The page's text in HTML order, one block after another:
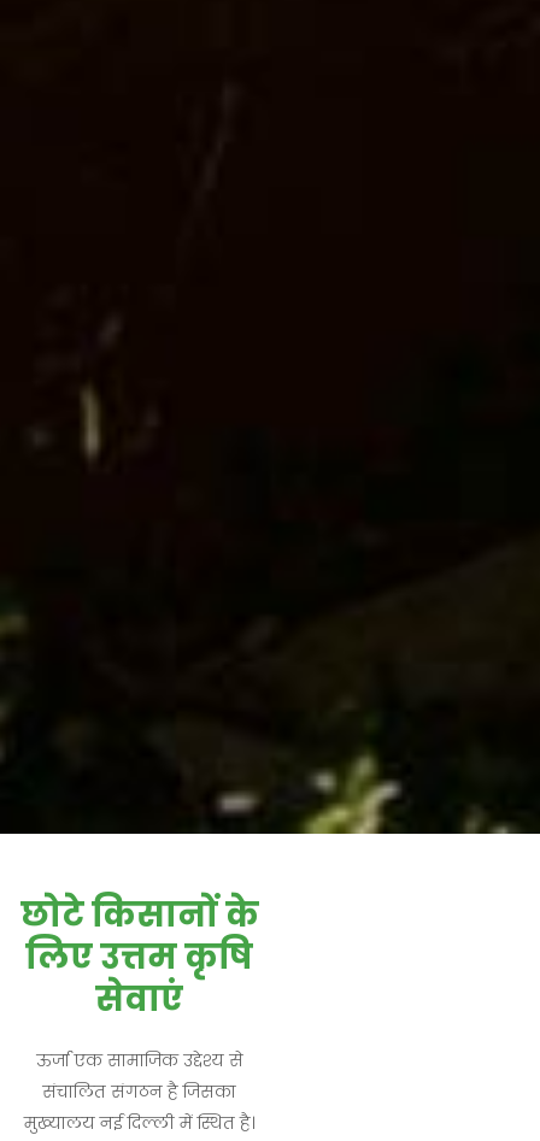
छोटे किसानों के
लिए उत्तम कृषि
सेवाएं
ऊर्जा एक सामाजिक उद्देश्य से
संचालित संगठन है जिसका
मुख्यालय नई दिल्ली में स्थित है।